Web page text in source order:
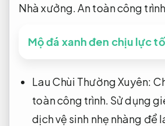
Nhà xưởng. An toàn công trình.
Mộ đá xanh đen chịu lực
Lau Chùi Thường Xuyên:
toàn công trình. Sử dụng
dịch vệ sinh nhẹ nhàng để